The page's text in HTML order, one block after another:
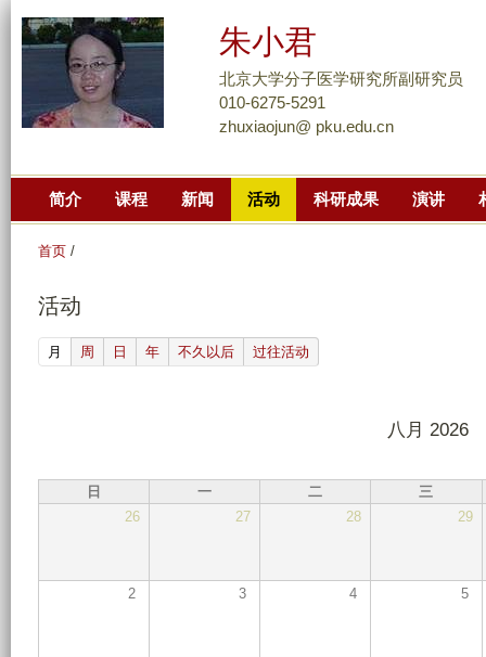
到
主
朱小君
北京大学分子医学研究所副研究员
010-6275-5291
zhuxiaojun@ pku.edu.cn
简介 课程 新闻 活动 科研成果 演讲
首页 /
活动
月 (active tab)
周 日 年 不久以后 过往活动
八月 2026
日 一 二
三
26
27 28 29
2 3 4 5